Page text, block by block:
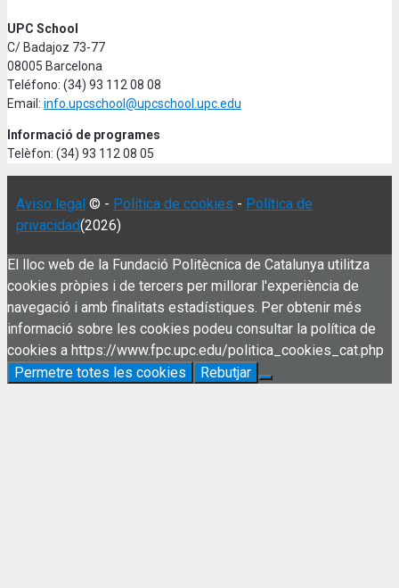
UPC School
C/ Badajoz 73-77
08005 Barcelona
Teléfono: (34) 93 112 08 08
Email: info.upcschool@upcschool.upc.edu
Informació de programes
Telèfon: (34) 93 112 08 05
Aviso legal © - Política de cookies - Política de
privacidad(2026)
El lloc web de la Fundació Politècnica de Catalunya utilitza
cookies pròpies i de tercers per millorar l'experiència de
navegació i amb finalitats estadístiques. Per obtenir més
informació sobre les cookies podeu consultar la política de
cookies a https://www.fpc.upc.edu/politica_cookies_cat.php
Permetre totes les cookies
Rebutjar